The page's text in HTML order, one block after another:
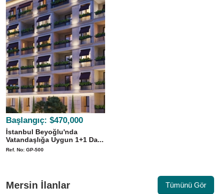
Başlangıç: $470,000
İstanbul Beyoğlu'nda
Vatandaşlığa Uygun 1+1 Da...
Ref. No: GP-500
Mersin İlanlar Tümünü Gör